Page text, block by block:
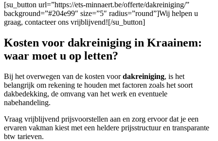
[su_button url=”https://ets-minnaert.be/offerte/dakreiniging/”
background=”#204e99″ size=”5″ radius=”round”]Wij helpen u
graag, contacteer ons vrijblijvend![/su_button]
Kosten voor dakreiniging in Kraainem:
waar moet u op letten?
Bij het overwegen van de kosten voordakreiniging, is het
belangrijk om rekening te houden met factoren zoals het soort
dakbedekking, de omvang van het werk en eventuele
nabehandeling.
Vraag vrijblijvend prijsvoorstellen aan en zorg ervoor dat je een
ervaren vakman kiest met een heldere prijsstructuur en transparante
btw tarieven.